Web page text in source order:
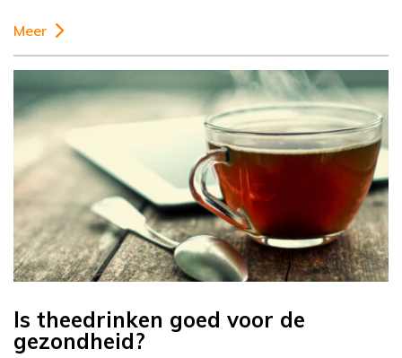
Meer
Is theedrinken goed voor de
gezondheid?